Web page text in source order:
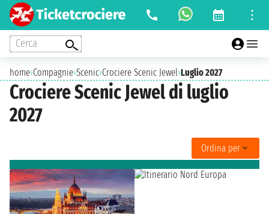
Cerca
home›Compagnie›Scenic›Crociere Scenic Jewel›Luglio 2027
Crociere Scenic Jewel di luglio
2027
Ordina per